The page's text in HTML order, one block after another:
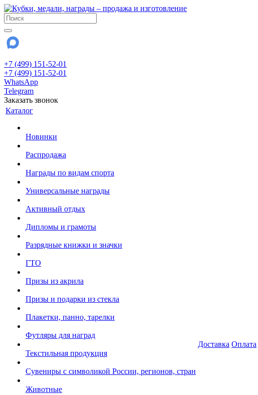
+7 (499) 151-52-01
+7 (499) 151-52-01
WhatsApp
Telegram
Заказать звонок
Каталог
Новинки
Распродажа
Награды по видам спорта
Универсальные награды
Активный отдых
Дипломы и грамоты
Разрядные книжки и значки
ГТО
Призы из акрила
Призы и подарки из стекла
Плакетки, панно, тарелки
Футляры для наград
Текстильная продукция
Сувениры с символикой России, регионов, стран
Животные
Доставка Оплата